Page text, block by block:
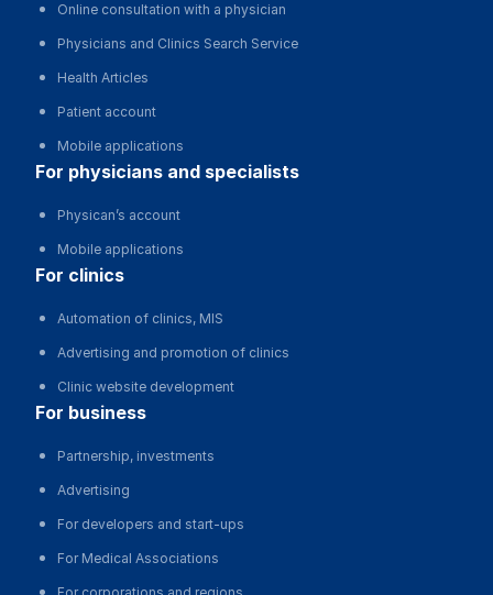
Online consultation with a physician
Physicians and Clinics Search Service
Health Articles
Patient account
Mobile applications
for physicians and specialists
Physican’s account
Mobile applications
for clinics
Automation of clinics, MIS
Advertising and promotion of clinics
Clinic website development
for business
Partnership, investments
Advertising
For developers and start-ups
For Medical Associations